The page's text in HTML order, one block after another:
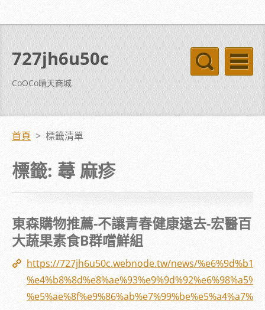
727jh6u50c
CoOCo晴天商城
首頁 > 標籤清單
標籤: 蕁 麻疹
東森購物推薦-不讓青春健康遠去-宏醫百
大蔬果素食B群嚐鮮組
https://727jh6u50c.webnode.tw/news/